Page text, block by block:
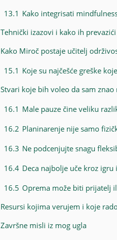
13.1 Kako integrisati
Tehnički izazovi i kako ih
Kako Miroč postaje učitelj
15.1 Koje su najčešće greške
Stvari koje bih voleo da sam
16.1 Male pauze čine veliku
16.2 Planinarenje nije samo
16.3 Ne podcenjujte snagu
16.4 Deca najbolje uče kroz igru
16.5 Oprema može biti prijatelj
Resursi kojima verujem i koje
Završne misli iz mog ugla